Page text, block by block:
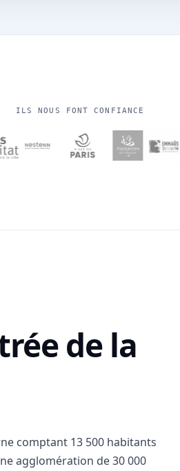
ILS NOUS FONT CONFIANCE
de la
comptant 13 500 habitants
agglomération de 30 000